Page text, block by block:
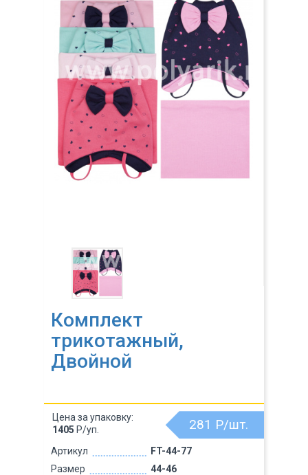
Комплект
трикотажный,
Двойной
Артикул
FT-44-77
Размер
44-46
281 Р/шт.
Цена за упаковку:
1405 Р/уп.